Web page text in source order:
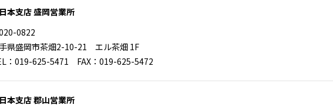
本支店 盛岡営業所
0822
県盛岡市茶畑2-10-21 エル茶畑 1F
：019-625-5471 FAX：019-625-5472
本支店 郡山営業所